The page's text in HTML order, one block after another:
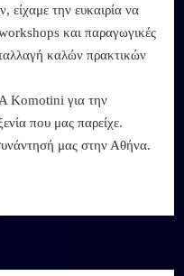
είχαμε την ευκαιρία να
και παραγωγικές
καλών πρακτικών
Komotini για την
που μας παρείχε.
μας στην Αθήνα.